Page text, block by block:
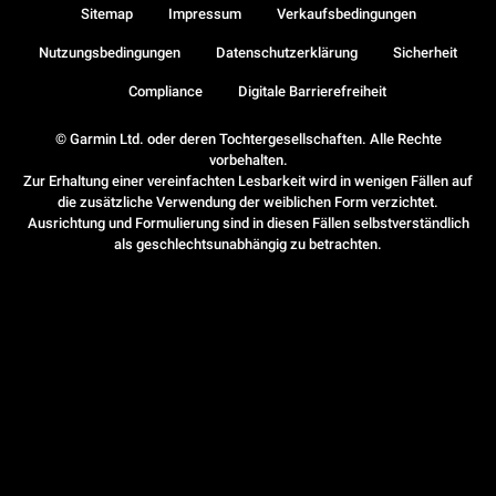
© Garmin Ltd. oder deren Tochtergesellschaften. Alle Rechte
vorbehalten.
Zur Erhaltung einer vereinfachten Lesbarkeit wird in wenigen Fällen auf
die zusätzliche Verwendung der weiblichen Form verzichtet.
Ausrichtung und Formulierung sind in diesen Fällen selbstverständlich
als geschlechtsunabhängig zu betrachten.
Sitemap Impressum Verkaufsbedingungen
Nutzungsbedingungen Datenschutzerklärung Sicherheit
Compliance Digitale Barrierefreiheit